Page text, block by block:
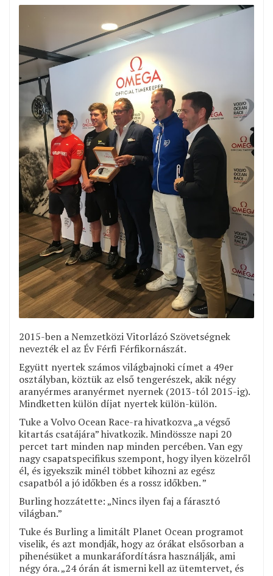
2015-ben a Nemzetközi Vitorlázó Szövetségnek
nevezték el az Év Férfi Férfikornászát.
Együtt nyertek számos világbajnoki címet a 49er
osztályban, köztük az első tengerészek, akik négy
aranyérmes aranyérmet nyernek (2013-tól 2015-ig).
Mindketten külön díjat nyertek külön-külön.
Tuke a Volvo Ocean Race-ra hivatkozva „a végső
kitartás csatájára” hivatkozik. Mindössze napi 20
percet tart minden nap minden percében. Van egy
nagy csapatspecifikus szempont, hogy ilyen közelről
él, és igyekszik minél többet kihozni az egész
csapatból a jó időkben és a rossz időkben. ”
Burling hozzátette: „Nincs ilyen faj a fárasztó
világban.”
Tuke és Burling a limitált Planet Ocean programot
viselik, és azt mondják, hogy az órákat elsősorban a
pihenésüket a munkaráfordításra használják, ami
négy óra. „24 órán át ismerni kell az ütemtervet, és